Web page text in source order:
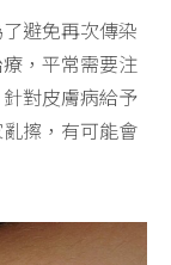
避免再次傳染
，平常需要注
對皮膚病給予
擦，有可能會